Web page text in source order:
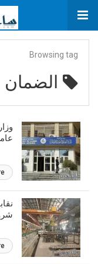
Browsing tag
الضمان